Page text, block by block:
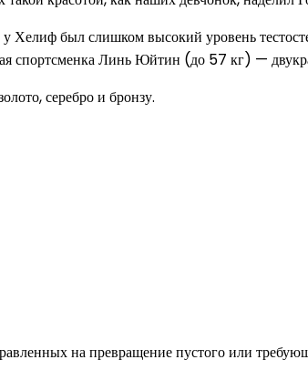
был слишком высокий уровень
спортсменка Линь Юйтин (до 57 кг) —
серебро и бронзу.
на превращение пустого или